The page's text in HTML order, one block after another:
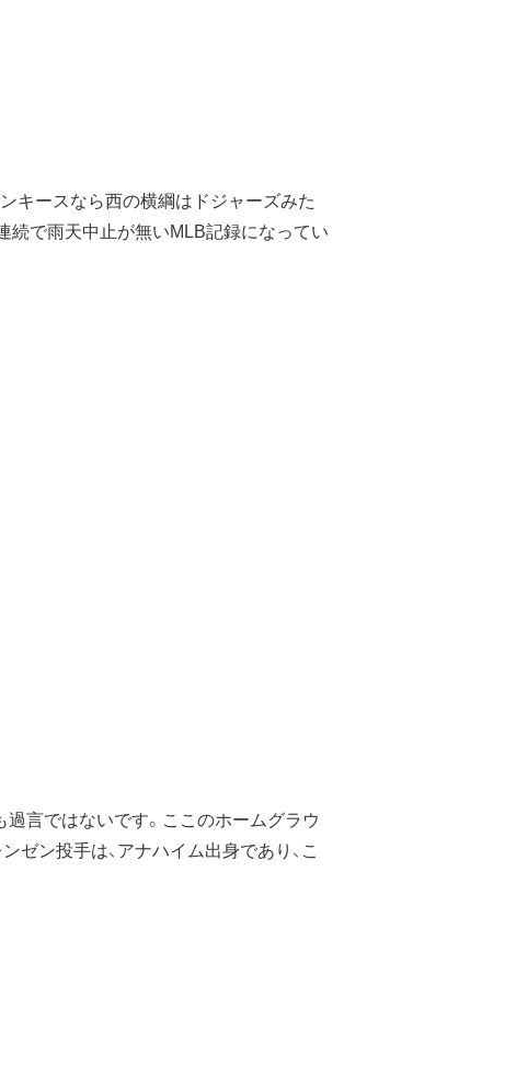
キースなら西の横綱はドジャーズみた
続で雨天中止が無いMLB記録になってい
言ではないです。ここのホームグラウ
ン投手は、アナハイム出身であり、こ